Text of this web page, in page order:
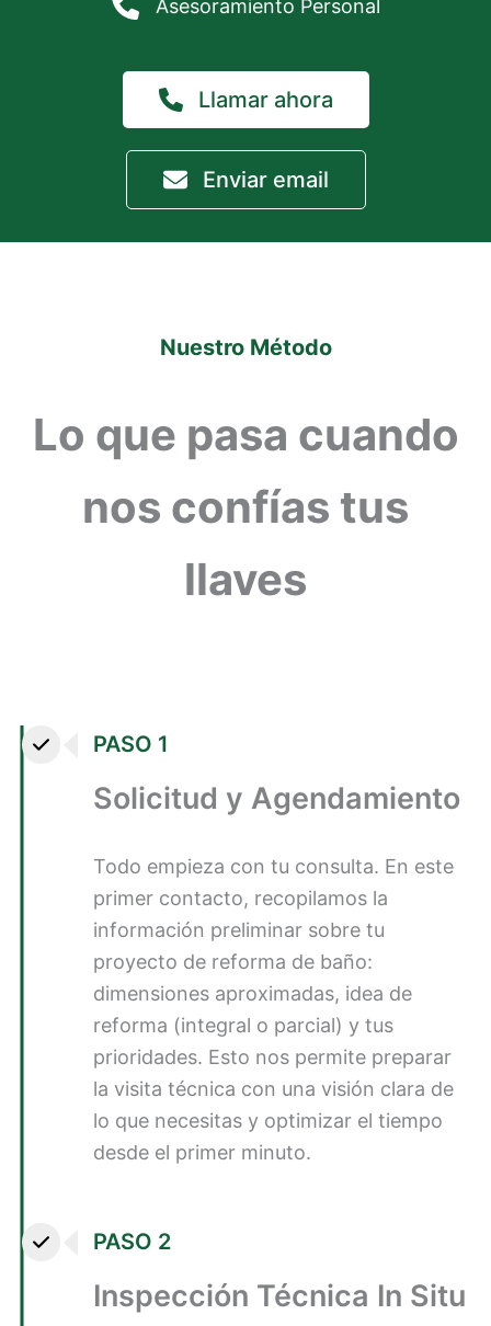
Asesoramiento Personal
Llamar ahora
Enviar email
Nuestro Método
Lo que pasa cuando
nos confías tus
llaves
PASO 1
Solicitud y Agendamiento
Todo empieza con tu consulta. En este
primer contacto, recopilamos la
información preliminar sobre tu
proyecto de reforma de baño:
dimensiones aproximadas, idea de
reforma (integral o parcial) y tus
prioridades. Esto nos permite preparar
la visita técnica con una visión clara de
lo que necesitas y optimizar el tiempo
desde el primer minuto.
PASO 2
Inspección Técnica In Situ